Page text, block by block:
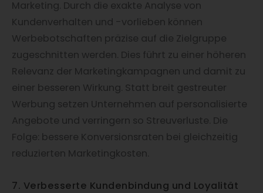
Marketing. Durch die exakte Analyse von
Kundenverhalten und -vorlieben können
Werbebotschaften präzise auf die Zielgruppe
zugeschnitten werden. Dies führt zu einer höheren
Relevanz der Marketingkampagnen und damit zu
einer besseren Wirkung. Statt breit gestreuter
Werbung setzen Unternehmen auf personalisierte
Angebote und verringern so Streuverluste. Die
Folge: bessere Konversionsraten bei gleichzeitig
reduzierten Marketingkosten.
7. Verbesserte Kundenbindung und Loyalität